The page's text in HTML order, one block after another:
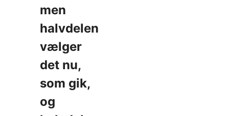
men
halvdelen
vælger
det nu,
som gik,
og